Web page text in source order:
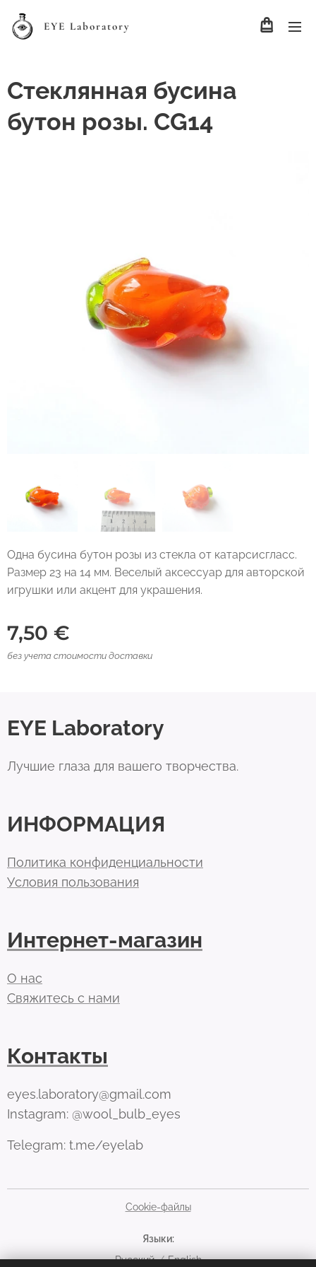
EYE Laboratory
Стеклянная бусина
бутон розы. CG14
Одна бусина бутон розы из стекла от катарсисгласс.
Размер 23 на 14 мм. Веселый аксессуар для авторской
игрушки или акцент для украшения.
7,50 €
без учета стоимости доставки
EYE Laboratory
Лучшие глаза для вашего творчества.
ИНФОРМАЦИЯ
Политика конфиденциальности
Условия пользования
Интернет-магазин
О нас
Свяжитесь с нами
Контакты
eyes.laboratory@gmail.com
Instagram: @wool_bulb_eyes
Telegram: t.me/eyelab
Cookie-файлы
Языки
Русский
English